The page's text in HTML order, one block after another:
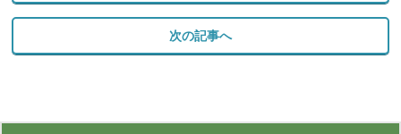
次の記事へ